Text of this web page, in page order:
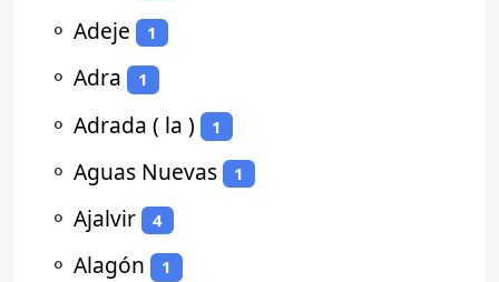
⚬ Adeje 1
⚬ Adra 1
⚬ Adrada ( la ) 1
⚬ Aguas Nuevas 1
⚬ Ajalvir 4
⚬ Alagón 1